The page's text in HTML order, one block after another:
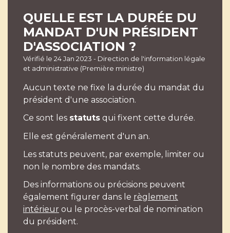
QUELLE EST LA DURÉE DU
MANDAT D'UN PRÉSIDENT
D'ASSOCIATION ?
Vérifié le 24 Jan 2023 - Direction de l'information légale
et administrative (Première ministre)
Aucun texte ne fixe la durée du mandat du
président d'une association.
Ce sont les statuts qui fixent cette durée.
Elle est généralement d'un an.
Les statuts peuvent, par exemple, limiter ou
non le nombre des mandats.
Des informations ou précisions peuvent
également figurer dans le règlement
intérieur ou le procès-verbal de nomination
du président.